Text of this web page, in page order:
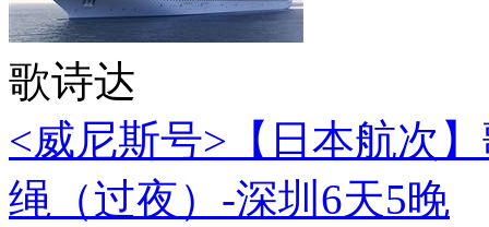
歌诗达
<威尼斯号>【日本航次
绳（过夜）-深圳6天5晚